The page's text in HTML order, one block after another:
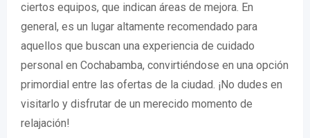
ciertos equipos, que indican áreas de mejora. En
general, es un lugar altamente recomendado para
aquellos que buscan una experiencia de cuidado
personal en Cochabamba, convirtiéndose en una opción
primordial entre las ofertas de la ciudad. ¡No dudes en
visitarlo y disfrutar de un merecido momento de
relajación!